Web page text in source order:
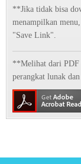
**Jika tidak bisa
menampilkan
"Save Link".
**Melihat dari PDF
perangkat lunak